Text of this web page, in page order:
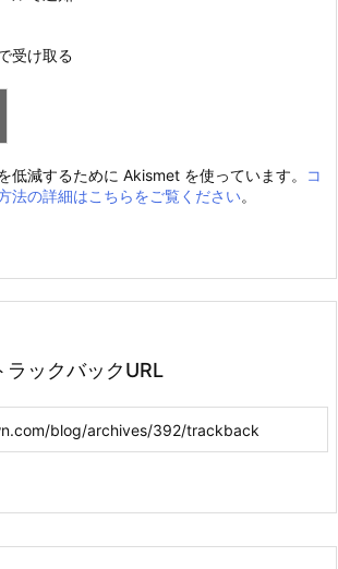
受け取る
低減するために Akismet を使っています。
コ
法の詳細はこちらをご覧ください。
ラックバックURL